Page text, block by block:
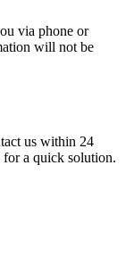
via phone or
will not be
us within 24
a quick solution.